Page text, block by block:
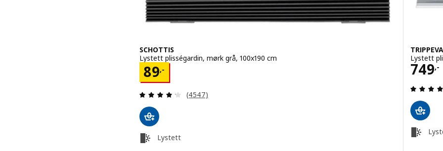
SCHOTTIS
Lystett plisségardin, mørk grå, 100x190 cm
89,-
Pris 89,-
Gjennomgang: 4.2 av 5 stjerner. Samlede anmeldelser:
(4547)
Lystett
Lystett
749,-
Pris